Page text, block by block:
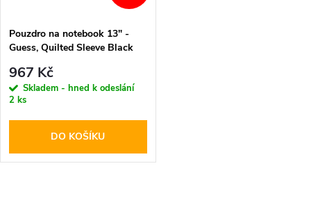
Pouzdro na notebook 13" -
Guess, Quilted Sleeve Black
967 Kč
Skladem - hned k odeslání
2 ks
DO KOŠÍKU